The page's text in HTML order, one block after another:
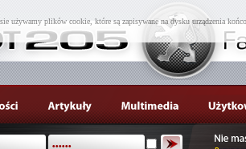
używamy plików cookie, które są zapisywane na dysku urządzenia